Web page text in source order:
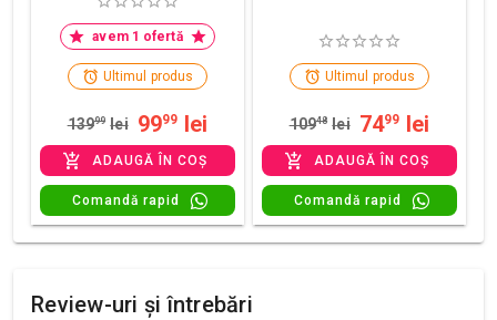
avem 1 ofertă
Ultimul produs
13999 lei 9999 lei
ADAUGĂ ÎN COȘ
Comandă rapid
Ultimul produs
10948 lei 7499 lei
ADAUGĂ ÎN COȘ
Comandă rapid
Review-uri și întrebări